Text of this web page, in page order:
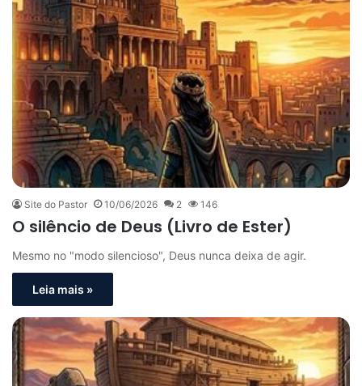
Site do Pastor 10/06/2026 2 146
O silêncio de Deus (Livro de Ester)
Mesmo no "modo silencioso", Deus nunca deixa de agir.
Leia mais »